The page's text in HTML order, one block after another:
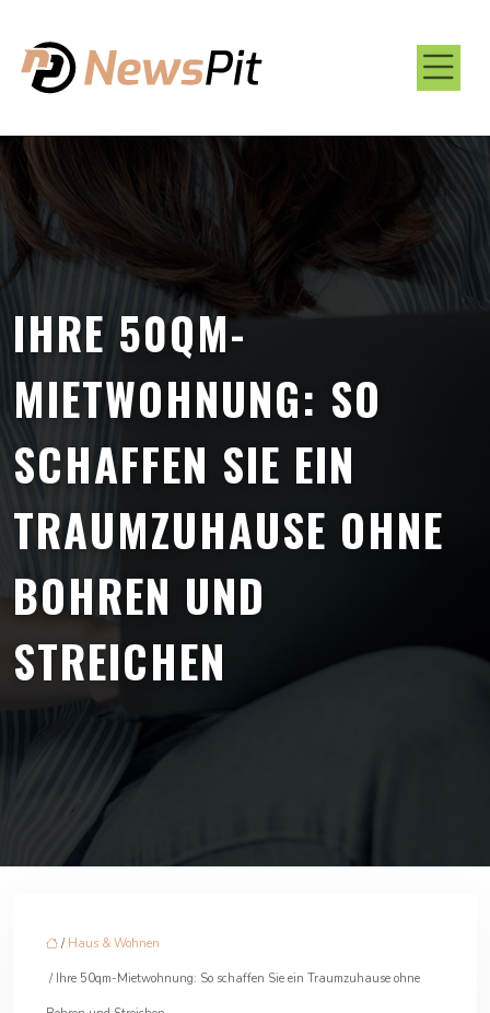
IHRE 50QM-
MIETWOHNUNG: SO
SCHAFFEN SIE EIN
TRAUMZUHAUSE OHNE
BOHREN UND
STREICHEN
/ Haus & Wohnen
/ Ihre 50qm-Mietwohnung: So schaffen Sie ein Traumzuhause ohne